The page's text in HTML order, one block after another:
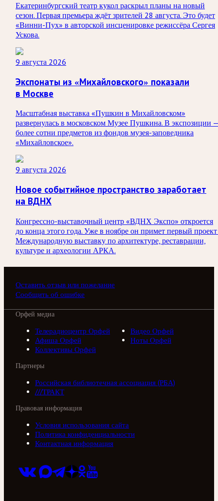
Екатеринбургский театр кукол раскрыл планы на новый
сезон. Первая премьера ждёт зрителей 28 августа. Это будет
«Винни-Пух» в авторской инсценировке режиссёра Сергея
Ускова.
9 августа 2026
Экспонаты из «Михайловского» показали
в Москве
Масштабная выставка «Пушкин в Михайловском»
развернулась в московском Музее Пушкина. В экспозиции
более сотни предметов из фондов музея-заповедника
«Михайловское».
9 августа 2026
Новое событийное пространство заработает
на ВДНХ
Конгрессно-выставочный центр «ВДНХ Экспо» откроется
до конца этого года. Уже в ноябре он примет первый
Международную выставку по архитектуре, реставрации,
культуре и археологии АРКА.
Оставить отзыв или пожелание
Сообщить об ошибке
Орфей медиа
Телерадиоцентр Орфей
Видео Орфей
Афиша Орфей
Ноты Орфей
Коллективы Орфей
Партнеры
Российская библиотечная ассоциация (РБА)
///ТРАКТ
Правовая информация
Условия использования сайта
Политика конфиденциальности
Контактная информация